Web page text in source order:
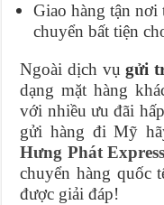
Giao hàng tận nơi
chuyển bất tiện
Ngoài dịch vụ gửi
dạng mặt hàng
với nhiều ưu đãi
gửi hàng đi Mỹ
Hưng Phát Express
chuyển hàng quốc
được giải đáp!